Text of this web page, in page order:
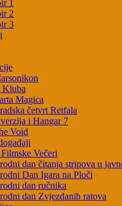
1
2
3
Kluba
Magica
četvrt Retfala
i Hangar 7
Void
Večeri
dan čitanja stripova u
Dan Igara na Ploči
dan ručnika
dan Zvjezdanih ratova